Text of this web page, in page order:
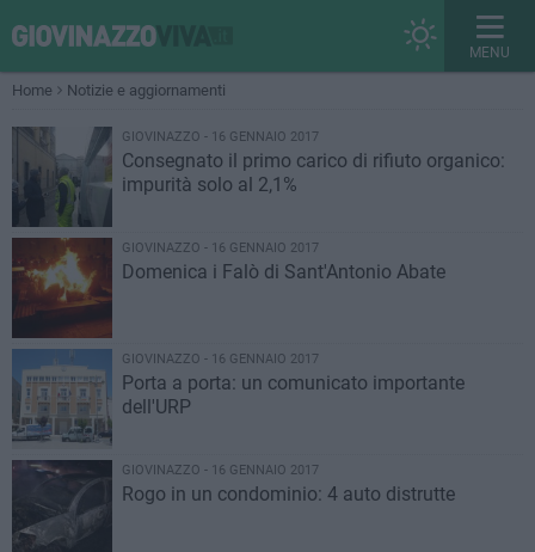
MENU
Home Notizie e aggiornamenti
GIOVINAZZO - 16 GENNAIO 2017
Consegnato il primo carico di rifiuto organico:
impurità solo al 2,1%
GIOVINAZZO - 16 GENNAIO 2017
Domenica i Falò di Sant'Antonio Abate
GIOVINAZZO - 16 GENNAIO 2017
Porta a porta: un comunicato importante
dell'URP
GIOVINAZZO - 16 GENNAIO 2017
Rogo in un condominio: 4 auto distrutte